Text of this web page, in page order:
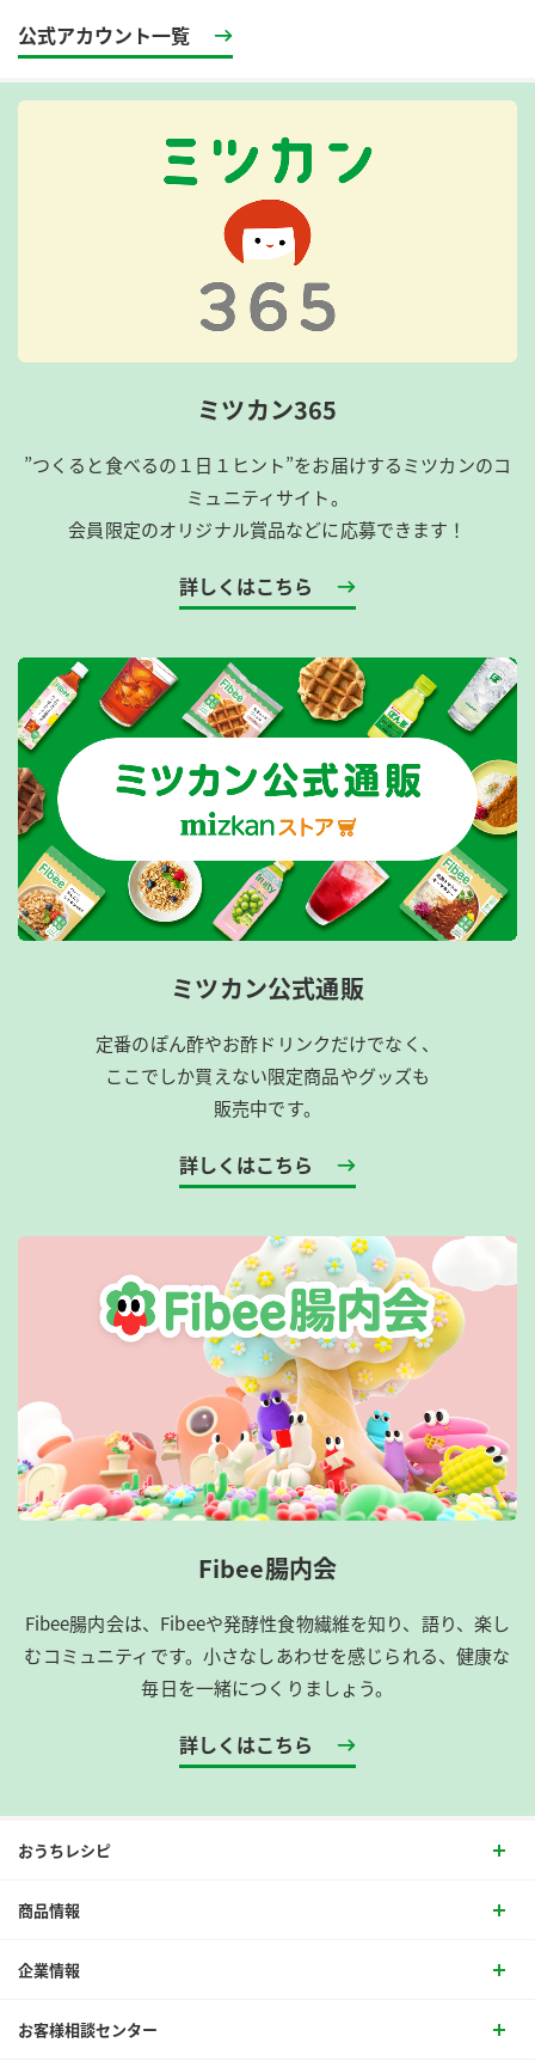
公式アカウント一覧
ミツカン365
”つくると食べるの１日１ヒント”をお届けするミツカンのコ
ミュニティサイト。
会員限定のオリジナル賞品などに応募できます！
詳しくはこちら
ミツカン公式通販
定番のぽん酢やお酢ドリンクだけでなく、
ここでしか買えない限定商品やグッズも
販売中です。
詳しくはこちら
Fibee腸内会
Fibee腸内会は、​Fibeeや発酵性食物繊維を知り、語り、楽し
むコミュニティです。​小さなしあわせを感じられる、健康な
毎日を一緒につくりましょう。
詳しくはこちら
おうちレシピ
商品情報
企業情報
お客様相談センター